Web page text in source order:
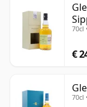
70cl
€
70cl